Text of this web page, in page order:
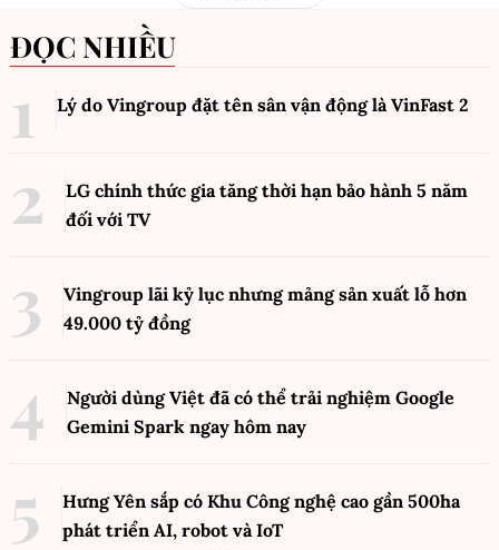
ĐỌC NHIỀU
Lý do Vingroup đặt tên sân vận động là VinFast 2
LG chính thức gia tăng thời hạn bảo hành 5 năm
đối với TV
Vingroup lãi kỷ lục nhưng mảng sản xuất lỗ hơn
49.000 tỷ đồng
Người dùng Việt đã có thể trải nghiệm Google
Gemini Spark ngay hôm nay
Hưng Yên sắp có Khu Công nghệ cao gần 500ha
phát triển AI, robot và IoT